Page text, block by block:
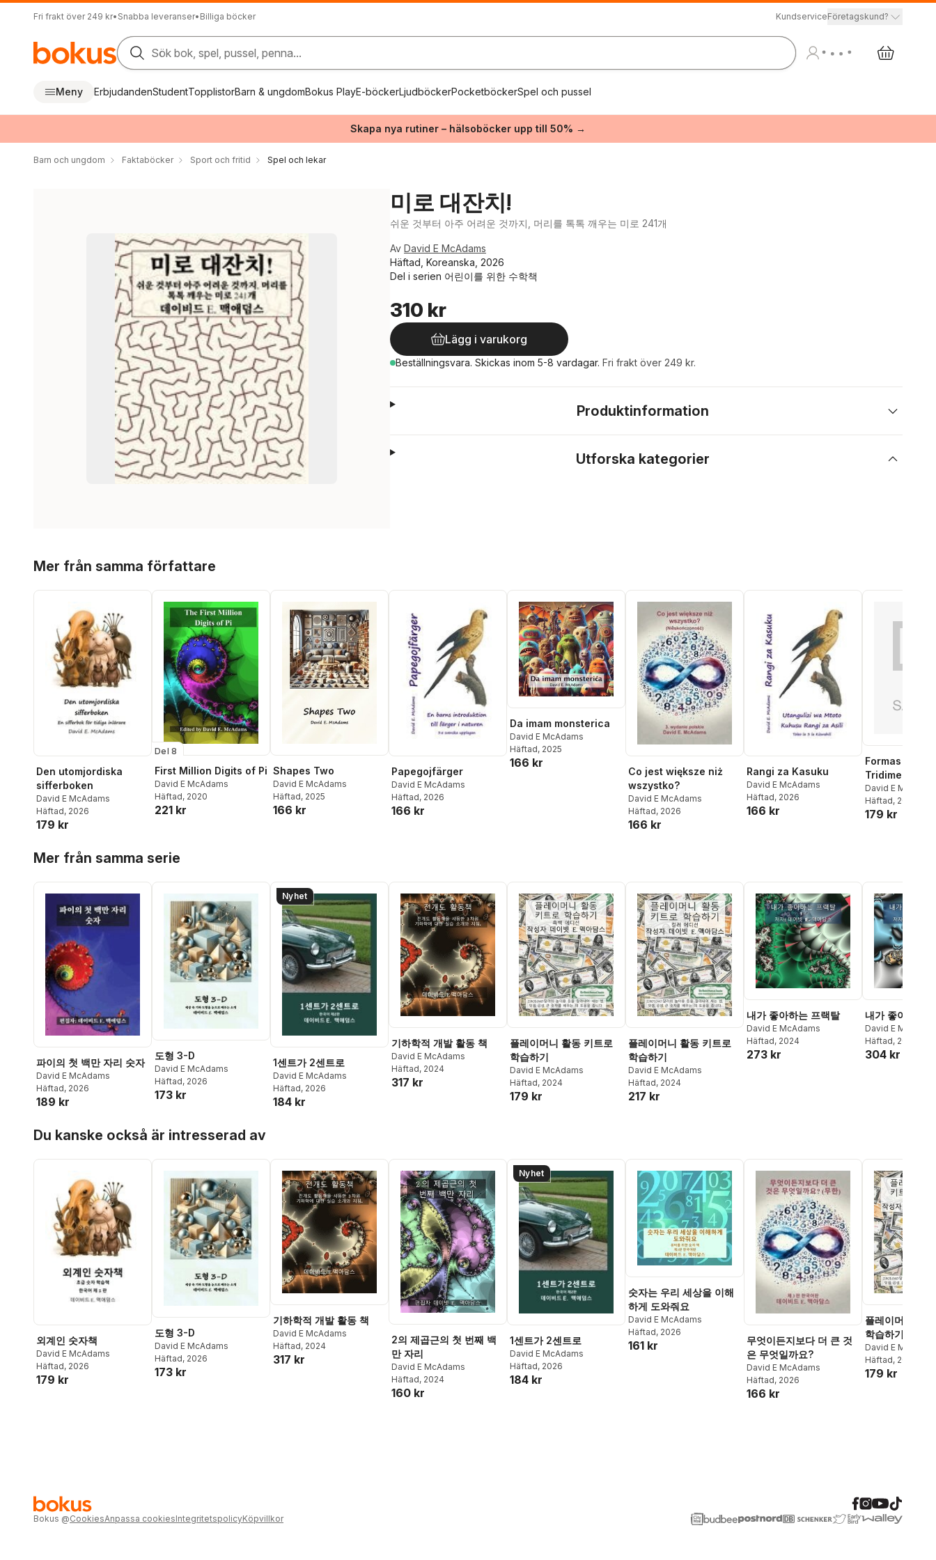
Fri frakt över 249 kr• Snabba leveranser• Billiga böcker KundserviceFöretagskund?
Sök bok, spel, pussel, penna...
Meny ErbjudandenStudentTopplistorBarn & ungdomBokus PlayE-böckerLjudböckerPocketböckerSpel och pussel
Skapa nya rutiner – hälsoböcker upp till 50% →
Barn och ungdom Faktaböcker Sport och fritid Spel och lekar
미로 대잔치!
쉬운 것부터 아주 어려운 것까지, 머리를 톡톡 깨우는 미로 241개
Av David E McAdams
Häftad, Koreanska, 2026
Del i serien 어린이를 위한 수학책
310 kr
Lägg i varukorg
Beställningsvara. Skickas inom 5-8 vardagar. Fri frakt över 249 kr.
Produktinformation
Utforska kategorier
Mer från samma författare
Den utomjordiska
sifferboken
David E McAdams
Häftad, 2026
179 kr
Del 8
First Million Digits of Pi
David E McAdams
Häftad, 2020
221 kr
Shapes Two
David E McAdams
Häftad, 2025
166 kr
Papegojfärger
David E McAdams
Häftad, 2026
166 kr
Da imam monsterica
David E McAdams
Häftad, 2025
166 kr
Co jest większe niż
wszystko?
David E McAdams
Häftad, 2026
166 kr
Rangi za Kasuku
David E McAdams
Häftad, 2026
166 kr
Formas
David E
Häftad, 2026
179 kr
Mer från samma serie
파이의 첫 백만 자리 숫자
David E McAdams
Häftad, 2026
189 kr
도형 3-D
David E McAdams
Häftad, 2026
173 kr
Nyhet
1센트가 2센트로
David E McAdams
Häftad, 2026
184 kr
기하학적 개발 활동 책
David E McAdams
Häftad, 2024
317 kr
플레이머니 활동 키트로
학습하기
David E McAdams
Häftad, 2024
179 kr
플레이머니 활동 키트로
학습하기
David E McAdams
Häftad, 2024
217 kr
내가 좋아하는 프랙탈
David E McAdams
Häftad, 2024
273 kr
내가 좋아하는
David E
Häftad, 2024
304 kr
Du kanske också är intresserad av
외계인 숫자책
David E McAdams
Häftad, 2026
179 kr
도형 3-D
David E McAdams
Häftad, 2026
173 kr
기하학적 개발 활동 책
David E McAdams
Häftad, 2024
317 kr
2의 제곱근의 첫 번째 백
만 자리
David E McAdams
Häftad, 2024
160 kr
Nyhet
1센트가 2센트로
David E McAdams
Häftad, 2026
184 kr
숫자는 우리 세상을 이해
하게 도와줘요
David E McAdams
Häftad, 2026
161 kr
무엇이든지보다 더 큰 것
은 무엇일까요?
David E McAdams
Häftad, 2026
166 kr
플레이머니 활
학습하기
David E
Häftad, 2024
179 kr
Bokus @CookiesAnpassa cookiesIntegritetspolicyKöpvillkor